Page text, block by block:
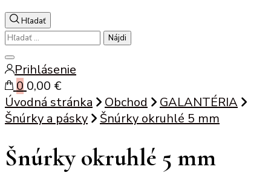
Hľadať
Hľadať:
Zatvoriť
vyhľadávanie
Prihlásenie
0 0,00 €
Úvodná stránka
Obchod
GALANTÉRIA
Šnúrky a pásky
Šnúrky okruhlé 5 mm
Šnúrky okruhlé 5 mm